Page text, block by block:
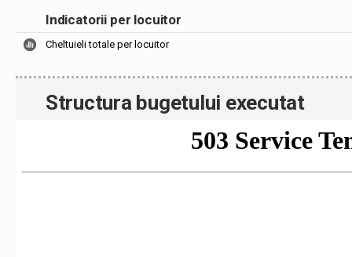
Indicatorii per locuitor
Cheltuieli totale per locuitor
Structura bugetului executat